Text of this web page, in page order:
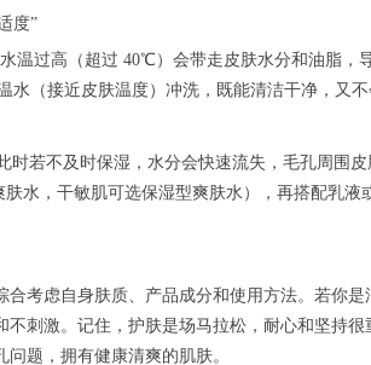
度”
温过高（超过 40℃）会带走皮肤水分和油脂
（接近皮肤温度）冲洗，既能清洁干净，又不
时若不及时保湿，水分会快速流失，毛孔周围
水，干敏肌可选保湿型爽肤水），再搭配乳液
考虑自身肤质、产品成分和使用方法。若你
刺激。记住，护肤是场马拉松，耐心和坚持
题，拥有健康清爽的肌肤。